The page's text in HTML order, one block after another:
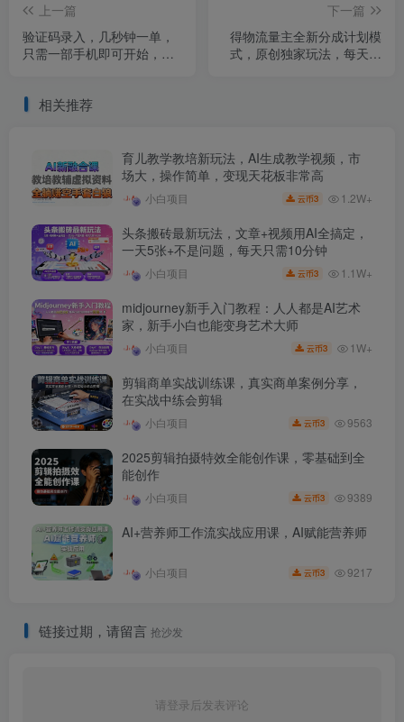
上一篇
验证码录入，几秒钟一单，
只需一部手机即可开始，随
下一篇
得物流量主全新分成计划模
式，原创独家玩法，每天十
相关推荐
育儿教学教培新玩法，AI生成教学视频，市
场大，操作简单，变现天花板非常高
小白项目 云币3 1.2W+
头条搬砖最新玩法，文章+视频用AI全搞定，
一天5张+不是问题，每天只需10分钟
小白项目 云币3 1.1W+
midjourney新手入门教程：人人都是AI艺术
家，新手小白也能变身艺术大师
小白项目 云币3 1W+
剪辑商单实战训练课，真实商单案例分享，
在实战中练会剪辑
小白项目 云币3 9563
2025剪辑拍摄特效全能创作课，零基础到全
能创作
小白项目 云币3 9389
AI+营养师工作流实战应用课，AI赋能营养师
小白项目 云币3 9217
链接过期，请留言 抢沙发
请登录后发表评论